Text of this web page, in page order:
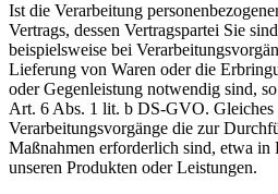
Ist die Verarbeitung
Vertrags, dessen Vertragspartei Sie
beispielsweise bei
Lieferung von Waren oder die
oder Gegenleistung notwendig sind,
Art. 6 Abs. 1 lit. b DS-GVO. Gleiches
Verarbeitungsvorgänge die zur
Maßnahmen erforderlich sind, etwa
unseren Produkten oder Leistungen.